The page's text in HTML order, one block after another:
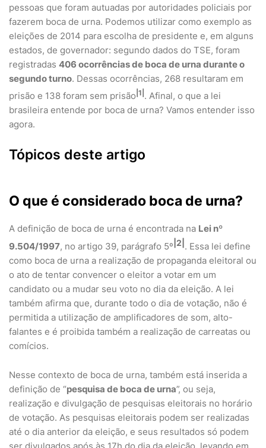
pessoas que foram autuadas por autoridades policiais por
fazerem boca de urna. Podemos utilizar como exemplo as
eleições de 2014 para escolha de presidente e, em alguns
estados, de governador: segundo dados do TSE, foram
registradas 406 ocorrências de boca de urna durante o
segundo turno. Dessas ocorrências, 268 resultaram em
prisão e 138 foram sem prisão |1| . Afinal, o que a lei
brasileira entende por boca de urna? Vamos entender isso
agora.
Tópicos deste artigo
O que é considerado boca de urna?
A definição de boca de urna é encontrada na Lei nº
9.504/1997, no artigo 39, parágrafo 5º |2| . Essa lei define
como boca de urna a realização de propaganda eleitoral ou
o ato de tentar convencer o eleitor a votar em um
candidato ou a mudar seu voto no dia da eleição. A lei
também afirma que, durante todo o dia de votação, não é
permitida a utilização de amplificadores de som, alto-
falantes e é proibida também a realização de carreatas ou
comícios.
Nesse contexto de boca de urna, também está inserida a
definição de “pesquisa de boca de urna”, ou seja,
realização e divulgação de pesquisas eleitorais no horário
de votação. As pesquisas eleitorais podem ser realizadas
até o dia anterior da eleição, e seus resultados só podem
ser divulgados após às 17h do dia da eleição, levando em